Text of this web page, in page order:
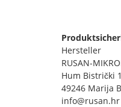
Hersteller
RUSAN-
Hum Bistrički
49246 Marija
info@rusan.hr